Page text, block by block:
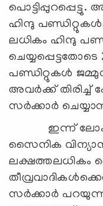
ഹിന്ദു
ലധികം ഹിന്ദു
പണ്ഡിറ്റുകള്‍
അവര്‍ക്ക്
സര്‍ക്കാര്‍ ചെയ്യാന്‍
ഇന്ന്
സൈനിക
ലക്ഷത്തലധികം
സര്‍ക്കാര്‍